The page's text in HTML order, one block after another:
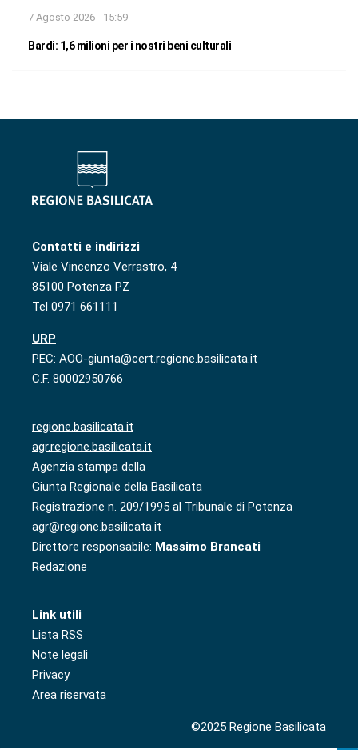
7 Agosto 2026 - 15:59
Bardi: 1,6 milioni per i nostri beni culturali
Contatti e indirizzi
Viale Vincenzo Verrastro, 4
85100 Potenza PZ
Tel 0971 661111
URP
PEC: AOO-giunta@cert.regione.basilicata.it
C.F. 80002950766
regione.basilicata.it
agr.regione.basilicata.it
Agenzia stampa della
Giunta Regionale della Basilicata
Registrazione n. 209/1995 al Tribunale di Potenza
agr@regione.basilicata.it
Direttore responsabile: Massimo Brancati
Redazione
Link utili
Lista RSS
Note legali
Privacy
Area riservata
©2025 Regione Basilicata